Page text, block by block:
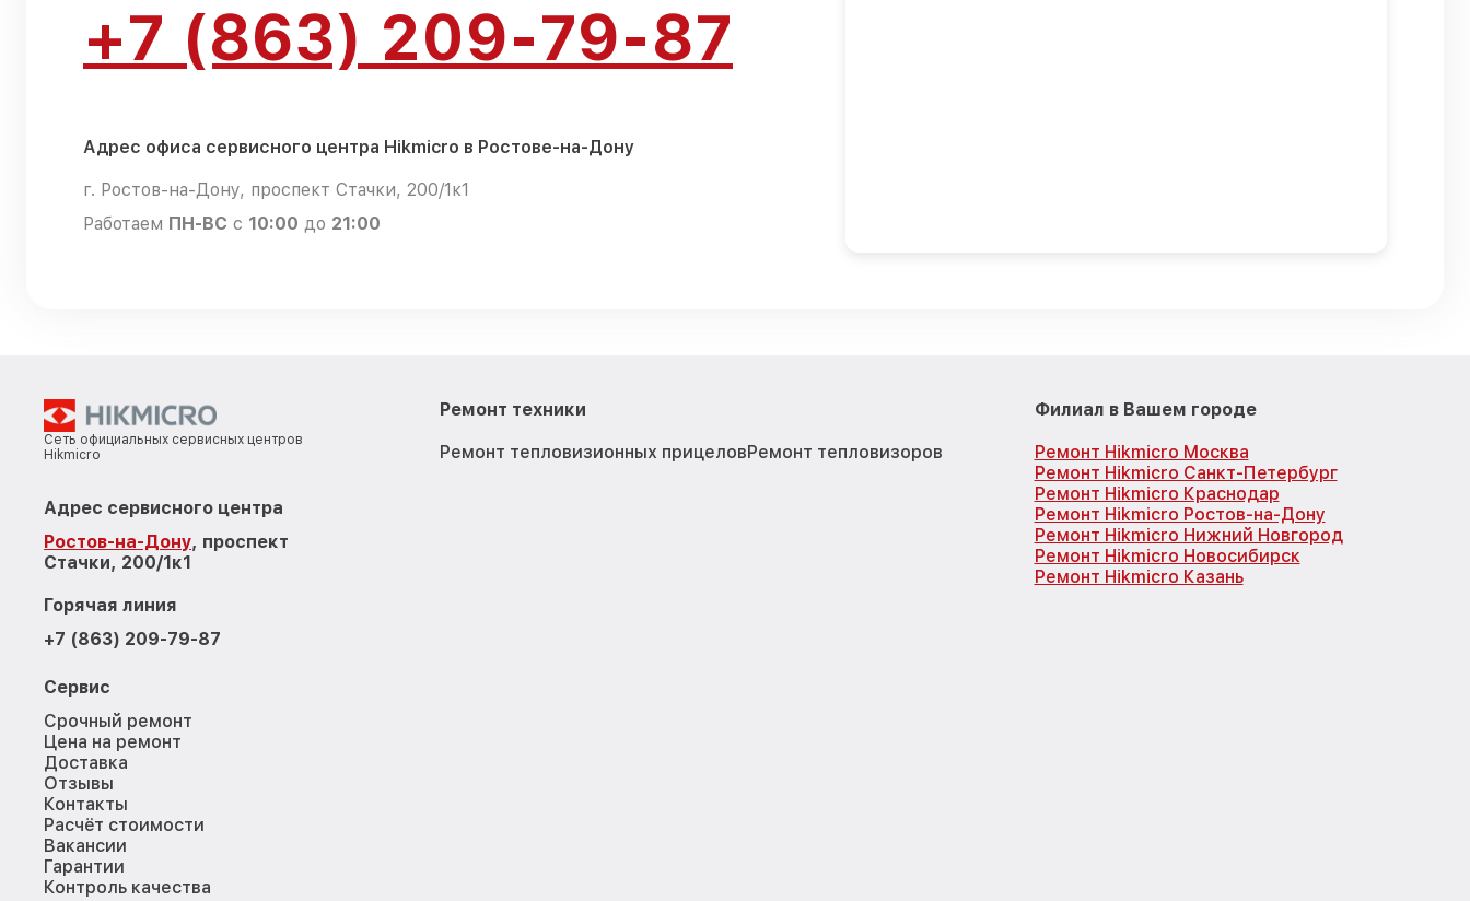
+7 (863) 209-79-87
Адрес офиса сервисного центра Hikmicro в Ростове-на-Дону
г. Ростов-на-Дону, проспект Стачки, 200/1к1
Работаем ПН-ВС с 10:00 до 21:00
Сеть официальных сервисных центров
Hikmicro
Адрес сервисного центра
Ростов-на-Дону, проспект
Стачки, 200/1к1
Горячая линия
+7 (863) 209-79-87
Сервис
Срочный ремонт
Цена на ремонт
Доставка
Отзывы
Контакты
Расчёт стоимости
Вакансии
Гарантии
Контроль качества
Ремонт техники
Ремонт тепловизионных прицеловРемонт тепловизоров
Филиал в Вашем городе
Ремонт Hikmicro Москва
Ремонт Hikmicro Санкт-Петербург
Ремонт Hikmicro Краснодар
Ремонт Hikmicro Ростов-на-Дону
Ремонт Hikmicro Нижний Новгород
Ремонт Hikmicro Новосибирск
Ремонт Hikmicro Казань